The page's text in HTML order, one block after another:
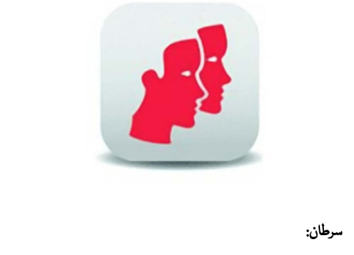
سرطان: